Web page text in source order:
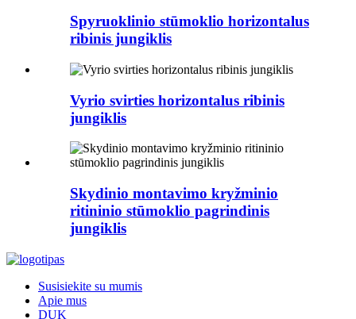
Spyruoklinio stūmoklio horizontalus
ribinis jungiklis
Vyrio svirties horizontalus ribinis
jungiklis
Skydinio montavimo kryžminio
ritininio stūmoklio pagrindinis
jungiklis
Susisiekite su mumis
Apie mus
DUK